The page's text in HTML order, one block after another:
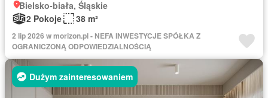
Bielsko-biała, Śląskie
2 Pokoje
38 m²
2 lip 2026 w morizon.pl - NEFA INWESTYCJE SPÓŁKA Z
OGRANICZONĄ ODPOWIEDZIALNOŚCIĄ
Dużym zainteresowaniem